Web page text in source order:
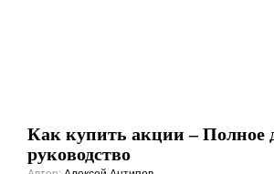
Как купить акции – Полное
руководство